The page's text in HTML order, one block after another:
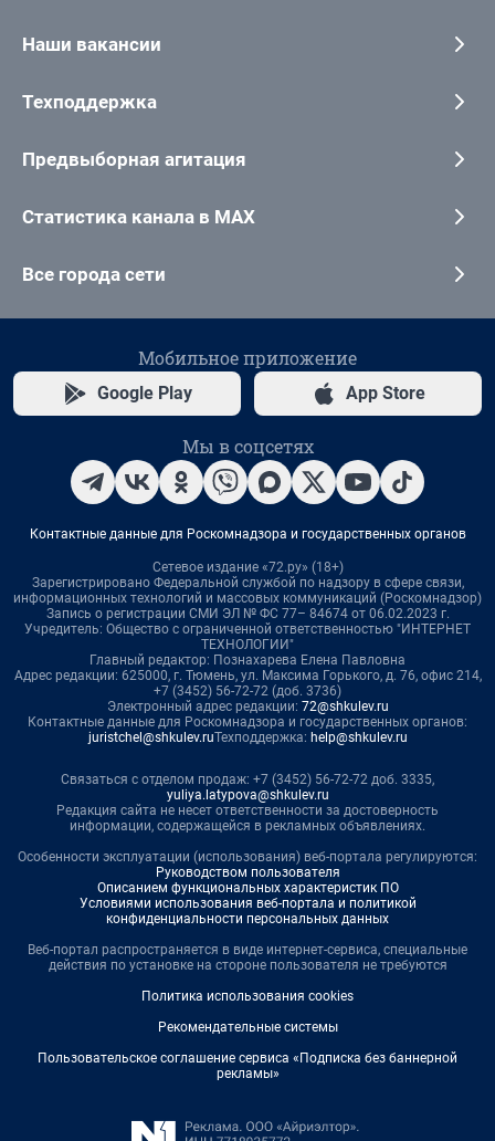
Наши вакансии
Техподдержка
Предвыборная агитация
Статистика канала в MAX
Все города сети
Мобильное приложение
Google Play App Store
Мы в соцсетях
Контактные данные для Роскомнадзора и государственных органов
Сетевое издание «72.ру» (18+)
Зарегистрировано Федеральной службой по надзору в сфере связи,
информационных технологий и массовых коммуникаций (Роскомнадзор)
Запись о регистрации СМИ ЭЛ № ФС 77– 84674 от 06.02.2023 г.
Учредитель: Общество с ограниченной ответственностью "ИНТЕРНЕТ
ТЕХНОЛОГИИ"
Главный редактор: Познахарева Елена Павловна
Адрес редакции: 625000, г. Тюмень, ул. Максима Горького, д. 76, офис 214,
+7 (3452) 56-72-72 (доб. 3736)
Электронный адрес редакции: 72@shkulev.ru
Контактные данные для Роскомнадзора и государственных органов:
juristchel@shkulev.ruТехподдержка: help@shkulev.ru
Связаться с отделом продаж: +7 (3452) 56-72-72 доб. 3335,
yuliya.latypova@shkulev.ru
Редакция сайта не несет ответственности за достоверность
информации, содержащейся в рекламных объявлениях.
Особенности эксплуатации (использования) веб-портала регулируются:
Руководством пользователя
Описанием функциональных характеристик ПО
Условиями использования веб-портала и политикой
конфиденциальности персональных данных
Веб-портал распространяется в виде интернет-сервиса, специальные
действия по установке на стороне пользователя не требуются
Политика использования cookies
Рекомендательные системы
Пользовательское соглашение сервиса «Подписка без баннерной
рекламы»